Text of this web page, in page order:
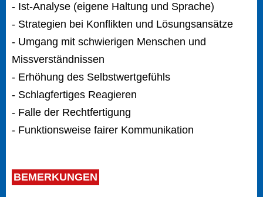
- Ist-Analyse (eigene Haltung und Sprache)
- Strategien bei Konflikten und Lösungsansätze
- Umgang mit schwierigen Menschen und
Missverständnissen
- Erhöhung des Selbstwertgefühls
- Schlagfertiges Reagieren
- Falle der Rechtfertigung
- Funktionsweise fairer Kommunikation
BEMERKUNGEN